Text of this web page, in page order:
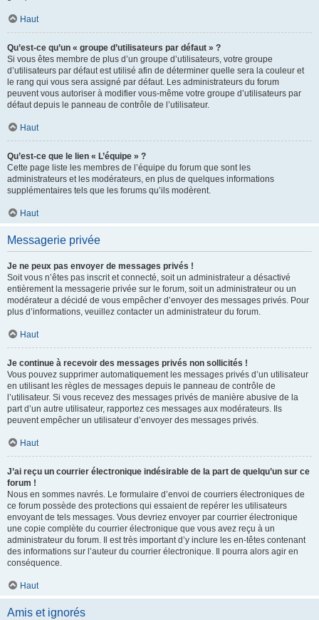
Haut
Qu’est-ce qu’un « groupe d’utilisateurs par défaut » ?
Si vous êtes membre de plus d’un groupe d’utilisateurs, votre groupe
d’utilisateurs par défaut est utilisé afin de déterminer quelle sera la couleur et
le rang qui vous sera assigné par défaut. Les administrateurs du forum
peuvent vous autoriser à modifier vous-même votre groupe d’utilisateurs par
défaut depuis le panneau de contrôle de l’utilisateur.
Haut
Qu’est-ce que le lien « L’équipe » ?
Cette page liste les membres de l’équipe du forum que sont les
administrateurs et les modérateurs, en plus de quelques informations
supplémentaires tels que les forums qu’ils modèrent.
Haut
Messagerie privée
Je ne peux pas envoyer de messages privés !
Soit vous n’êtes pas inscrit et connecté, soit un administrateur a désactivé
entièrement la messagerie privée sur le forum, soit un administrateur ou un
modérateur a décidé de vous empêcher d’envoyer des messages privés. Pour
plus d’informations, veuillez contacter un administrateur du forum.
Haut
Je continue à recevoir des messages privés non sollicités !
Vous pouvez supprimer automatiquement les messages privés d’un utilisateur
en utilisant les règles de messages depuis le panneau de contrôle de
l’utilisateur. Si vous recevez des messages privés de manière abusive de la
part d’un autre utilisateur, rapportez ces messages aux modérateurs. Ils
peuvent empêcher un utilisateur d’envoyer des messages privés.
Haut
J’ai reçu un courrier électronique indésirable de la part de quelqu’un sur ce
forum !
Nous en sommes navrés. Le formulaire d’envoi de courriers électroniques de
ce forum possède des protections qui essaient de repérer les utilisateurs
envoyant de tels messages. Vous devriez envoyer par courrier électronique
une copie complète du courrier électronique que vous avez reçu à un
administrateur du forum. Il est très important d’y inclure les en-têtes contenant
des informations sur l’auteur du courrier électronique. Il pourra alors agir en
conséquence.
Haut
Amis et ignorés